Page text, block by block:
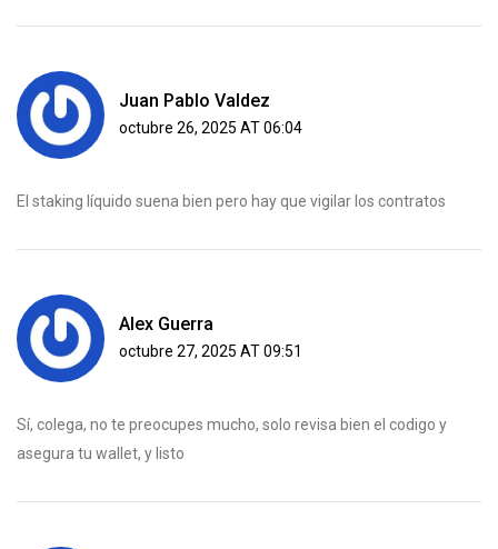
Juan Pablo Valdez
octubre 26, 2025 AT 06:04
El staking líquido suena bien pero hay que vigilar los contratos
Alex Guerra
octubre 27, 2025 AT 09:51
Sí, colega, no te preocupes mucho, solo revisa bien el codigo y
asegura tu wallet, y listo